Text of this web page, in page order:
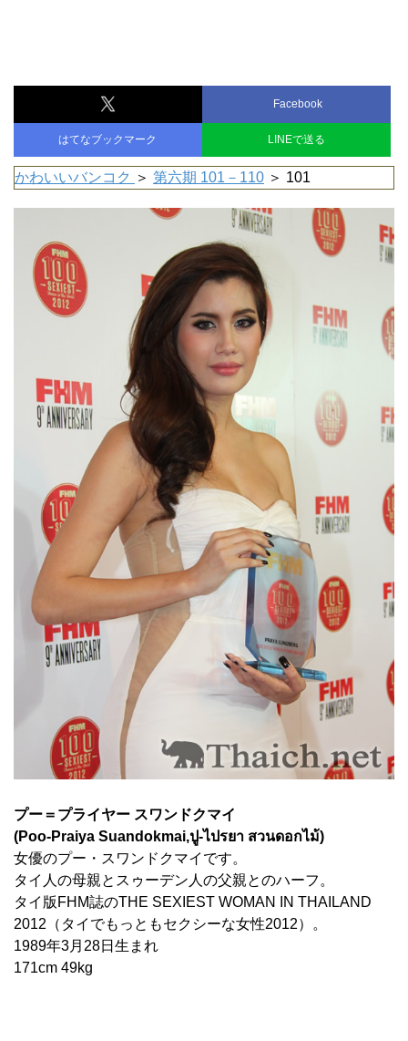
Facebook
はてなブックマーク LINEで送る
かわいいバンコク ＞ 第六期 101－110 ＞ 101
プー＝プライヤー スワンドクマイ
(Poo-Praiya Suandokmai,ปู-ไปรยา สวนดอกไม้)
女優のプー・スワンドクマイです。
タイ人の母親とスゥーデン人の父親とのハーフ。
タイ版FHM誌のTHE SEXIEST WOMAN IN THAILAND
2012（タイでもっともセクシーな女性2012）。
1989年3月28日生まれ
171cm 49kg